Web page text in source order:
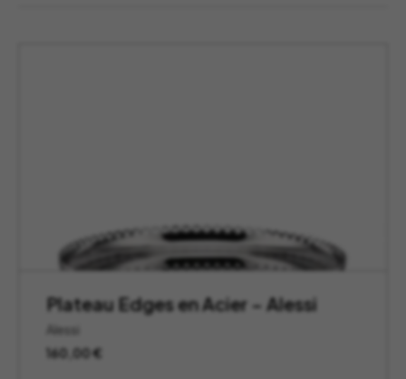
Plateau Edges en Acier – Alessi
Alessi
160,00€